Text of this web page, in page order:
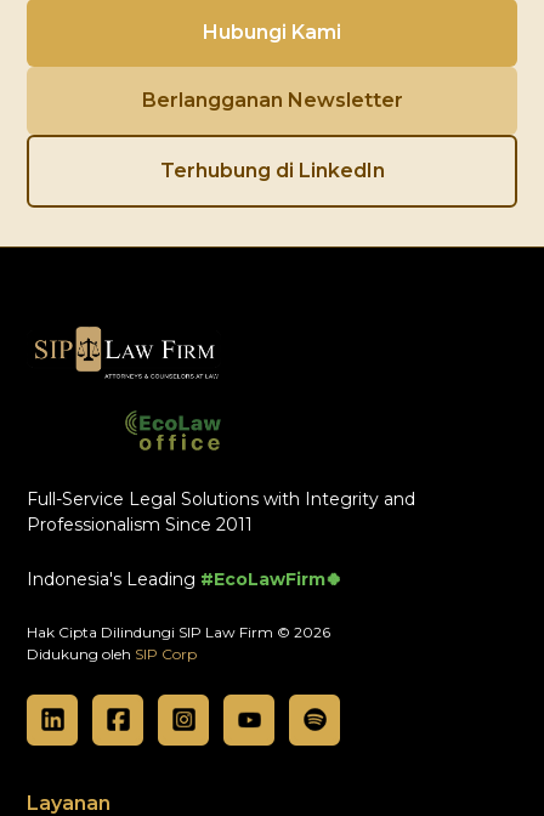
Hubungi Kami
Berlangganan Newsletter
Terhubung di LinkedIn
Full-Service Legal Solutions with Integrity and
Professionalism Since 2011
Indonesia's Leading #EcoLawFirm🍀
Hak Cipta Dilindungi SIP Law Firm © 2026
Didukung oleh SIP Corp
Layanan